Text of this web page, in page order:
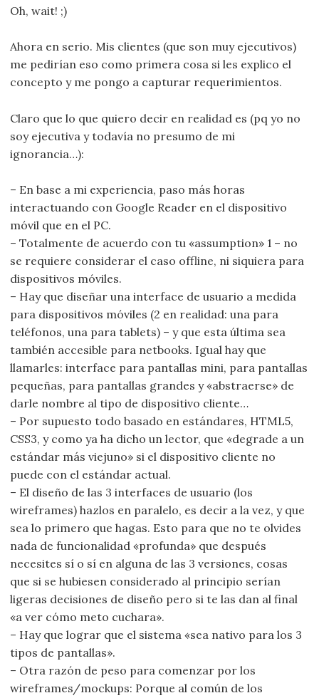
Oh, wait! ;)
Ahora en serio. Mis clientes (que son muy ejecutivos)
me pedirían eso como primera cosa si les explico el
concepto y me pongo a capturar requerimientos.
Claro que lo que quiero decir en realidad es (pq yo no
soy ejecutiva y todavía no presumo de mi
ignorancia…):
– En base a mi experiencia, paso más horas
interactuando con Google Reader en el dispositivo
móvil que en el PC.
– Totalmente de acuerdo con tu «assumption» 1 – no
se requiere considerar el caso offline, ni siquiera para
dispositivos móviles.
– Hay que diseñar una interface de usuario a medida
para dispositivos móviles (2 en realidad: una para
teléfonos, una para tablets) – y que esta última sea
también accesible para netbooks. Igual hay que
llamarles: interface para pantallas mini, para pantallas
pequeñas, para pantallas grandes y «abstraerse» de
darle nombre al tipo de dispositivo cliente…
– Por supuesto todo basado en estándares, HTML5,
CSS3, y como ya ha dicho un lector, que «degrade a un
estándar más viejuno» si el dispositivo cliente no
puede con el estándar actual.
– El diseño de las 3 interfaces de usuario (los
wireframes) hazlos en paralelo, es decir a la vez, y que
sea lo primero que hagas. Esto para que no te olvides
nada de funcionalidad «profunda» que después
necesites sí o sí en alguna de las 3 versiones, cosas
que si se hubiesen considerado al principio serían
ligeras decisiones de diseño pero si te las dan al final
«a ver cómo meto cuchara».
– Hay que lograr que el sistema «sea nativo para los 3
tipos de pantallas».
– Otra razón de peso para comenzar por los
wireframes/mockups: Porque al común de los